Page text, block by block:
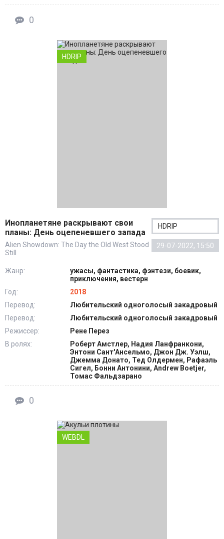
0
HDRIP
Инопланетяне раскрывают свои
планы: День оцепеневшего запада
Alien Showdown: The Day the Old West Stood
Still
HDRIP
29-07-2022, 15:50
Жанр:
ужасы, фантастика, фэнтези, боевик,
приключения, вестерн
Год:
2018
Перевод:
Любительский одноголосый закадровый
Перевод:
Любительский одноголосый закадровый
Режиссер:
Рене Перез
В ролях:
Роберт Амстлер, Надия Ланфранкони,
Энтони Сант'Ансельмо, Джон Дж. Уэлш,
Джемма Донато, Тед Олдермен, Рафаэль
Сигел, Бонни Антонини, Andrew Boetjer,
Томас Фальдзарано
0
WEBDL